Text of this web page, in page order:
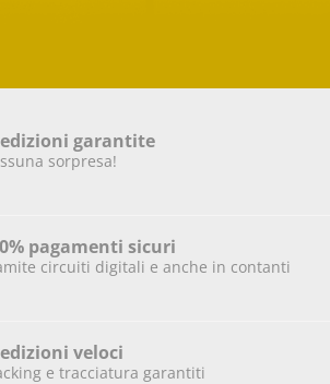
garantite
sorpresa!
pagamenti sicuri
circuiti digitali e anche in contanti
veloci
e tracciatura garantiti